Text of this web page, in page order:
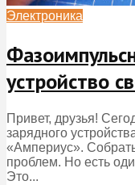
Электроника
устройство
Привет, друзья!
зарядного
«Ампериус».
проблем. Но есть
Это...